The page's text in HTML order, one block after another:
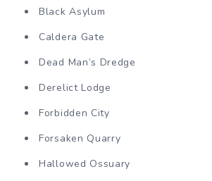
Black Asylum
Caldera Gate
Dead Man’s Dredge
Derelict Lodge
Forbidden City
Forsaken Quarry
Hallowed Ossuary